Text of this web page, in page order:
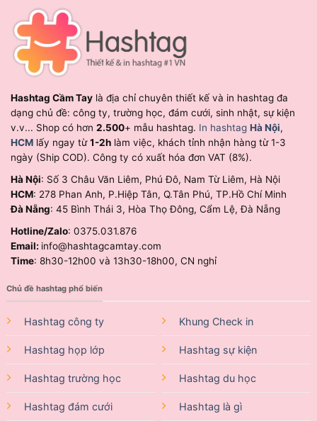
Hashtag Cầm Tay là địa chỉ chuyên thiết kế và in hashtag đa
dạng chủ đề: công ty, trường học, đám cưới, sinh nhật, sự kiện
v.v... Shop có hơn 2.500+ mẫu hashtag. In hashtag Hà Nội,
HCM lấy ngay từ1-2h làm việc, khách tỉnh nhận hàng từ 1-3
ngày (Ship COD). Công ty có xuất hóa đơn VAT (8%).
Hà Nội: Số 3 Châu Văn Liêm, Phú Đô, Nam Từ Liêm, Hà Nội
HCM: 278 Phan Anh, P.Hiệp Tân, Q.Tân Phú, TP.Hồ Chí Minh
Đà Nẵng: 45 Bình Thái 3, Hòa Thọ Đông, Cẩm Lệ, Đà Nẵng
Hotline/Zalo: 0375.031.876
Email: info@hashtagcamtay.com
Time: 8h30-12h00 và 13h30-18h00, CN nghỉ
Chủ đề hashtag phổ biến
Hashtag công ty
Hashtag họp lớp
Hashtag trường học
Hashtag đám cưới
Khung Check in
Hashtag sự kiện
Hashtag du học
Hashtag là gì